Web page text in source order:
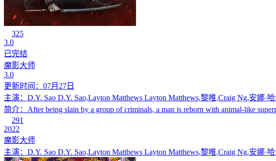
325
3.0
已完结
魔影大师
3.0
更新时间：07月27日
主演：D.Y. Sao D.Y. Sao,Layton Matthews Layton Matthews,黎唯,Craig Ng,安娜·
简介：After being slain by a group of criminals, a man is reborn with animal-like
291
2022
魔影大师
主演：D.Y. Sao D.Y. Sao,Layton Matthews Layton Matthews,黎唯,Craig Ng,安娜·